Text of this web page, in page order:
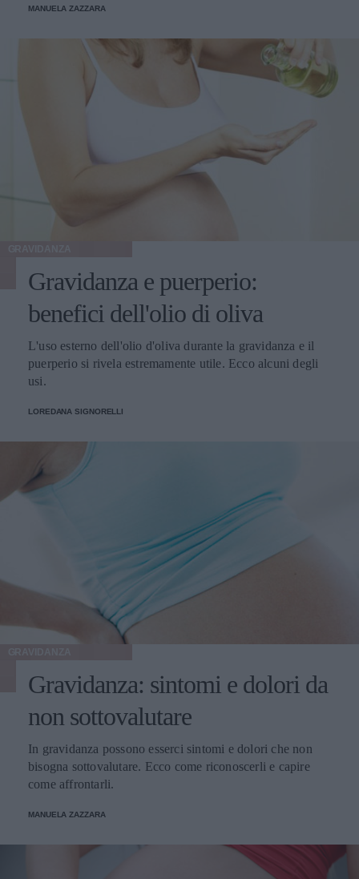
MANUELA ZAZZARA
Gravidanza e puerperio:
benefici dell'olio di oliva
L'uso esterno dell'olio d'oliva durante la gravidanza e il
puerperio si rivela estremamente utile. Ecco alcuni degli
usi.
LOREDANA SIGNORELLI
Gravidanza: sintomi e dolori da
non sottovalutare
In gravidanza possono esserci sintomi e dolori che non
bisogna sottovalutare. Ecco come riconoscerli e capire
come affrontarli.
MANUELA ZAZZARA